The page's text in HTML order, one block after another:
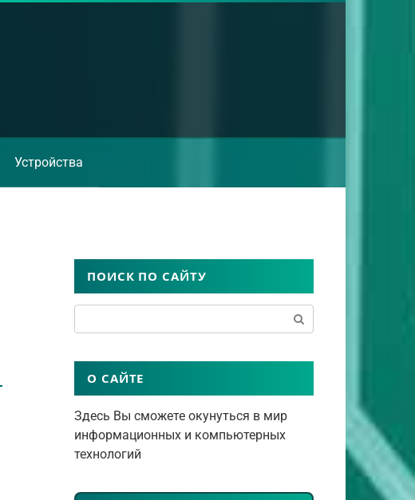
Устройства
ПОИСК ПО САЙТУ
О САЙТЕ
Здесь Вы сможете окунуться в мир
информационных и компьютерных
технологий